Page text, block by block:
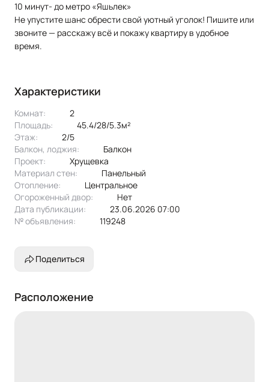
10 минут- до метро «Яшьлек»
Не упустите шанс обрести свой уютный уголок! Пишите или
звоните — расскажу всё и покажу квартиру в удобное
время.
Характеристики
Комнат:
2
Площадь:
45.4/28/5.3м²
Этаж:
2/5
Балкон, лоджия:
балкон
Проект:
хрущевка
Материал стен:
Панельный
Отопление:
центральное
Огороженный двор:
Нет
Дата публикации:
23.06.2026 07:00
№ объявления:
119248
Поделиться
Расположение